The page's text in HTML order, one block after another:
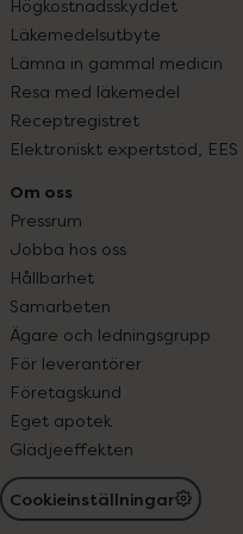
Högkostnadsskyddet
Läkemedelsutbyte
Lämna in gammal medicin
Resa med läkemedel
Receptregistret
Elektroniskt expertstöd, EES
Om oss
Pressrum
Jobba hos oss
Hållbarhet
Samarbeten
Ägare och ledningsgrupp
För leverantörer
Företagskund
Eget apotek
Glädjeeffekten
Cookieinställningar